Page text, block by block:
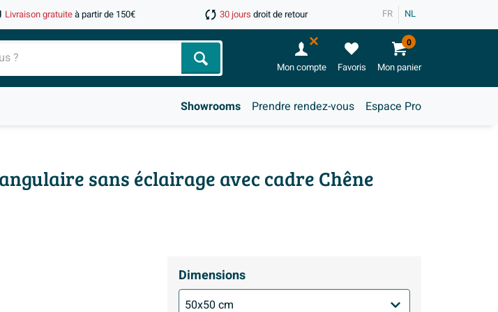
Livraison gratuiteà partir de 150€ 30 jours droit de retour FR NL
Chercher Mon compte Favoris Mon panier
0
Showrooms Prendre rendez-vous Espace Pro
sans éclairage avec cadre Chêne
Dimensions